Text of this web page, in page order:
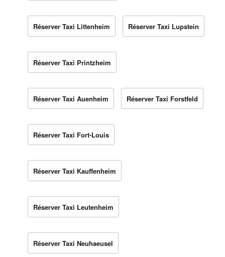
Réserver Taxi Littenheim Réserver Taxi Lupstein
Réserver Taxi Printzheim
Réserver Taxi Auenheim Réserver Taxi Forstfeld
Réserver Taxi Fort-Louis
Réserver Taxi Kauffenheim
Réserver Taxi Leutenheim
Réserver Taxi Neuhaeusel